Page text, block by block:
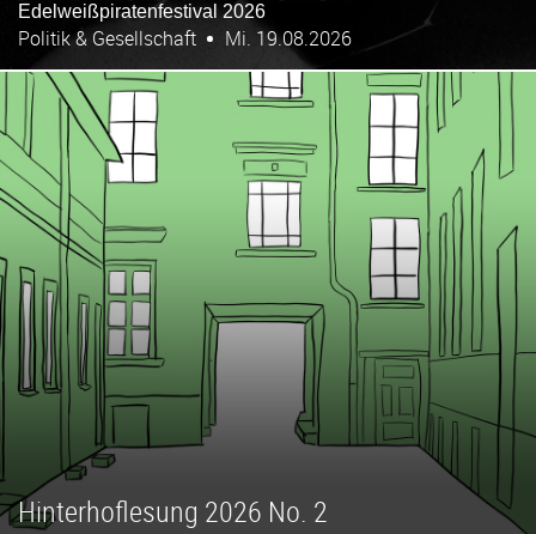
Edelweißpiratenfestival 2026
Politik & Gesellschaft Mi. 19.08.2026
Hinterhoflesung 2026 No. 2